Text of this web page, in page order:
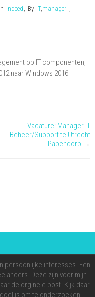
Indeed , By IT,manager ,
op IT componenten,
naar Windows 2016
Vacature: Manager IT
Beheer/Support te Utrecht
Papendorp →
persoonlijke interesses. Een
Deze zijn voor mijn
de orginele post. Kijk daar
is om te onderzoeken